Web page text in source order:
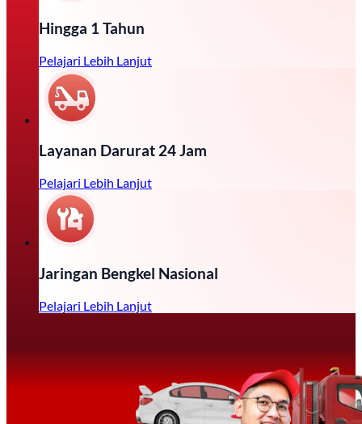
Hingga 1 Tahun
Pelajari Lebih Lanjut
Layanan Darurat 24 Jam
Pelajari Lebih Lanjut
Jaringan Bengkel Nasional
Pelajari Lebih Lanjut